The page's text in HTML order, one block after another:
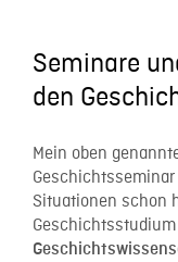
Seminare
den
Mein oben
Situationen schon